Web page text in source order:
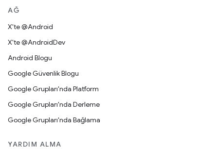
AĞ
X'te @Android
X'te @AndroidDev
Android Blogu
Google Güvenlik Blogu
Google Grupları'nda Platform
Google Grupları'nda Derleme
Google Grupları'nda Bağlama
YARDIM ALMA